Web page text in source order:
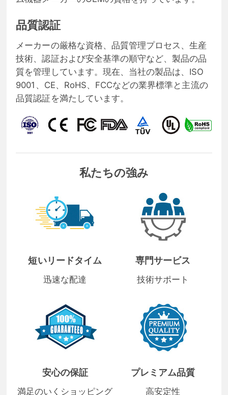
品質認証
メーカーの厳格な資格、品質管理プロセス、生産
技術、認証および安全基準の順守など、製品の品
質を管理しています。現在、当社の製品は、ISO
9001、CE、RoHS、FCCなどの業界標準と主流の
品質認証を満たしています。
私たちの強み
短いリードタイム
迅速な配達
専門サービス
技術サポート
安心の保証
満足のいくショッピング
プレミアム品質
高安定性